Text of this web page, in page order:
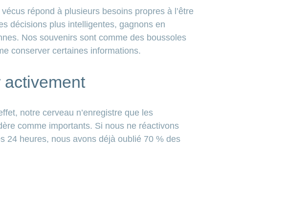
répond à plusieurs besoins propres à l’être
décisions plus intelligentes, gagnons en
Nos souvenirs sont comme des boussoles
conserver certaines informations.
notre cerveau n’enregistre que les
comme importants. Si nous ne réactivons
24 heures, nous avons déjà oublié 70 % des